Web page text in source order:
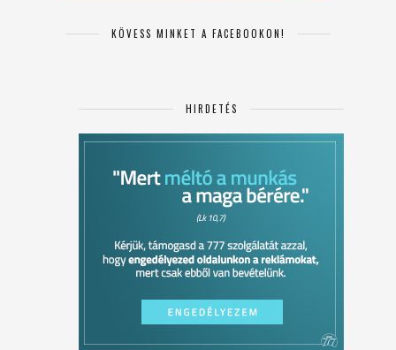
KÖVESS MINKET A FACEBOOKON!
HIRDETÉS